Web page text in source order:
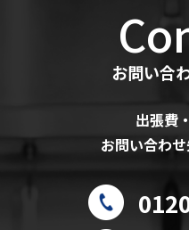
お問い合
出張費
お問い合わ